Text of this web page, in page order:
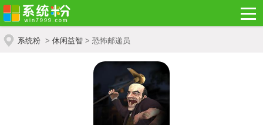
系统粉 > 休闲益智 > 恐怖邮递员